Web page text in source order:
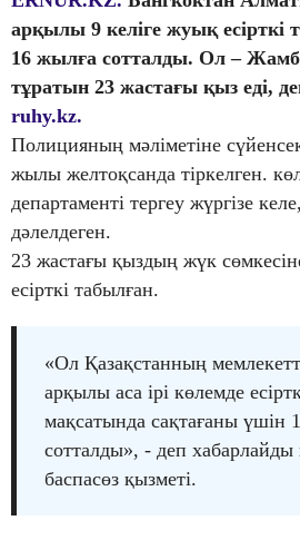
арқылы 9 келіге жуық есірткі
16 жылға сотталды. Ол –
тұратын 23 жастағы қыз еді,
ruhy.kz.
Полицияның мәліметіне
жылы желтоқсанда тіркелген.
департаменті тергеу жүргізе
дәлелдеген.
23 жастағы қыздың жүк
есірткі табылған.
«Ол Қазақстанның
арқылы аса ірі көлемде
мақсатында сақтағаны үшін
сотталды», - деп
баспасөз қызметі.